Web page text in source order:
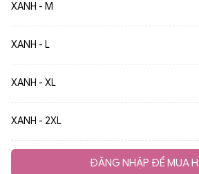
XANH - M
XANH - L
XANH - XL
XANH - 2XL
ĐĂNG NHẬP ĐỂ MUA